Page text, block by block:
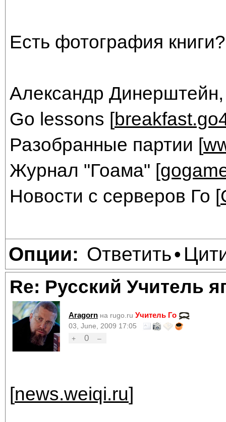
Есть фотография книги?
Александр Динерштейн,
Go lessons [
Разобранные партии [
Журнал "Гоама" [
Новости с серверов Го [
Опции: Ответить•
Re: Русский Учитель
Aragorn на rugo.ru Учитель Го
03, June, 2009 17:05
+
0 –
[news.weiqi.ru]